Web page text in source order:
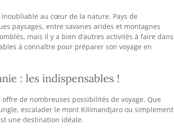
inoubliable au cœur de la nature. Pays de
paysages, entre savanes arides et montagnes
mais il y a bien d’autres activités à faire dans
à connaître pour préparer son voyage en
: les indispensables !
offre de nombreuses possibilités de voyage. Que
escalader le mont Kilimandjaro ou simplement
une destination idéale.